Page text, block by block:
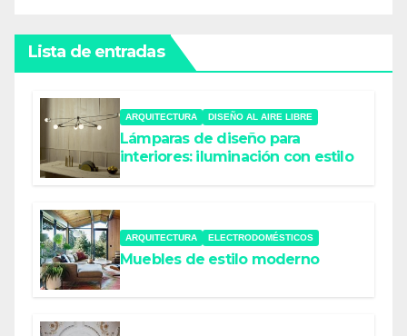
Lista de entradas
ARQUITECTURA DISEÑO AL AIRE LIBRE
Lámparas de diseño para
interiores: iluminación con estilo
ARQUITECTURA ELECTRODOMÉSTICOS
Muebles de estilo moderno